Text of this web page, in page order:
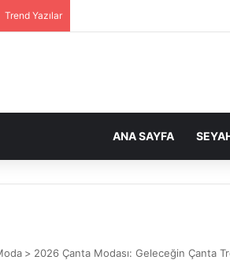
Trend Yazılar
ANA SAYFA
> 2026 Çanta Modası: Geleceğin Çanta